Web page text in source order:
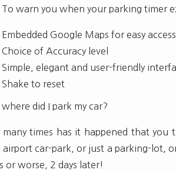
To warn you when your parking timer
Embedded Google Maps for easy
Choice of Accuracy level
Simple, elegant and user-friendly
Shake to reset
where did I park my car?
many times has it happened that
airport car-park, or just a parking-lot,
or worse, 2 days later!